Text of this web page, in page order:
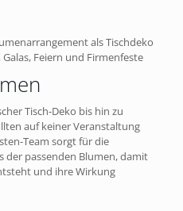
Tisch-Deko bis hin zu
auf keiner Veranstaltung
Team sorgt für die
der passenden Blumen, damit
und ihre Wirkung